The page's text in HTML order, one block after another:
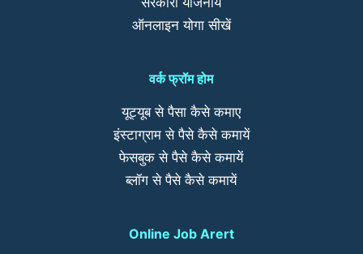
ऑनलाइन योगा सीखें
वर्क फ्रॉम होम
यूट्यूब से पैसा कैसे कमाए
इंस्टाग्राम से पैसे कैसे कमायें
फेसबुक से पैसे कैसे कमायें
ब्लॉग से पैसे कैसे कमायें
Online Job Arert